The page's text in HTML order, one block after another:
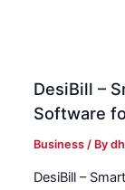
DesiBill –
Software
Business / By
DesiBill –